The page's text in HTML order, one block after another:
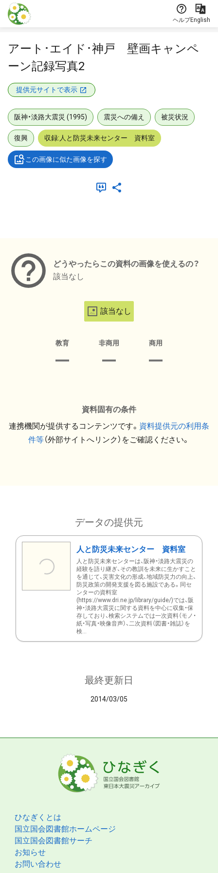
本文に飛ぶ
ヘルプEnglish
アート･エイド･神戸 壁画キャンペ
ーン記録写真2
提供元サイトで表示
阪神・淡路大震災 (1995) 震災への備え 被災状況
復興 収録:人と防災未来センター 資料室
この画像に似た画像を探す
どうやったらこの資料の画像を使えるの？
該当なし
該当なし
教育 非商用 商用
資料固有の条件
連携機関が提供するコンテンツです。 資料提供元の利用条
件等（外部サイトへリンク）をご確認ください。
データの提供元
人と防災未来センター 資料室
人と防災未来センターは、阪神・淡路大震災の
経験を語り継ぎ、その教訓を未来に生かすこと
を通じて、災害文化の形成、地域防災力の向上、
防災政策の開発支援を図る施設である。同セ
ンターの資料室
(https://www.dri.ne.jp/library/guide/)では、阪
神・淡路大震災に関する資料を中心に収集・保
存しており、検索システムでは一次資料（モノ・
紙・写真・映像音声）、二次資料（図書・雑誌）を
検...
最終更新日
2014/03/05
ひなぎくとは
国立国会図書館ホームページ
国立国会図書館サーチ
お知らせ
お問い合わせ